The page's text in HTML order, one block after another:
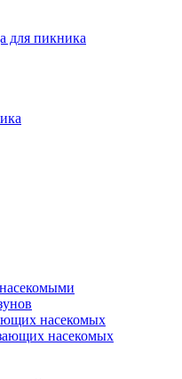
для пикника
насекомых
насекомых